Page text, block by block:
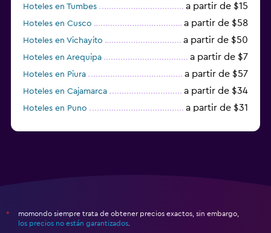
Hoteles en Tumbes a partir de $15
Hoteles en Cusco a partir de $58
Hoteles en Vichayito a partir de $50
Hoteles en Arequipa a partir de $7
Hoteles en Piura a partir de $57
Hoteles en Cajamarca a partir de $34
Hoteles en Puno a partir de $31
*
momondo siempre trata de obtener precios exactos, sin embargo,
los precios no están garantizados